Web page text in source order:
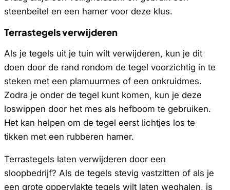
steenbeitel en een hamer voor deze klus.
Terrastegels verwijderen
Als je tegels uit je tuin wilt verwijderen, kun je dit
doen door de rand rondom de tegel voorzichtig in te
steken met een plamuurmes of een onkruidmes.
Zodra je onder de tegel kunt komen, kun je deze
loswippen door het mes als hefboom te gebruiken.
Het kan helpen om de tegel eerst lichtjes los te
tikken met een rubberen hamer.
Terrastegels laten verwijderen door een
sloopbedrijf? Als de tegels stevig vastzitten of als je
een grote oppervlakte tegels wilt laten weghalen, is